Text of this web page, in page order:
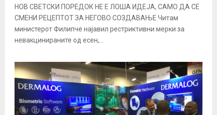
НОВ СВЕТСКИ ПОРЕДОК НЕ Е ЛОША ИДЕЈА, САМО ДА СЕ
СМЕНИ РЕЦЕПТОТ ЗА НЕГОВО СОЗДАВАЊЕ Читам
министерот Филипче најавил рестриктивни мерки за
невакцинираните од есен,...